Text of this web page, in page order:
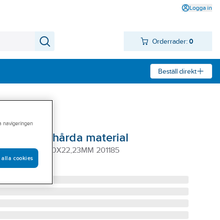
Logga in
Orderrader: 0
Beställ direkt
Ironside hårda material
125X5,0X22,23MM 201185
navigeringen
alla cookies